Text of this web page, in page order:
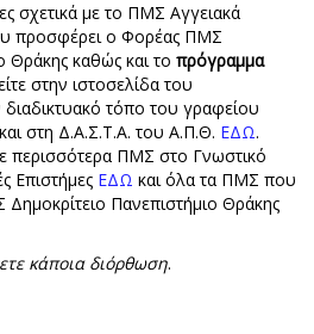
σχετικά με το ΠΜΣ Αγγειακά
προσφέρει ο Φορέας ΠΜΣ
Θράκης καθώς και το πρόγραμμα
στην ιστοσελίδα του
διαδικτυακό τόπο του γραφείου
και στη Δ.Α.Σ.Τ.Α. του Α.Π.Θ. ΕΔΩ.
περισσότερα ΠΜΣ στο Γνωστικό
Επιστήμες ΕΔΩ και όλα τα ΠΜΣ που
Πανεπιστήμιο Θράκης
κάποια διόρθωση.